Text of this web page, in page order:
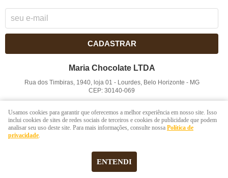
CADASTRAR
Maria Chocolate LTDA
Rua dos Timbiras, 1940, loja 01 - Lourdes, Belo Horizonte - MG
CEP: 30140-069
LOJA VIRTUAL CRIADA POR
Usamos cookies para garantir que oferecemos a melhor experiência em nosso site. Isso
inclui cookies de sites de redes sociais de terceiros e cookies de publicidade que podem
analisar seu uso deste site. Para mais informações, consulte nossa Política de
privacidade.
ENTENDI